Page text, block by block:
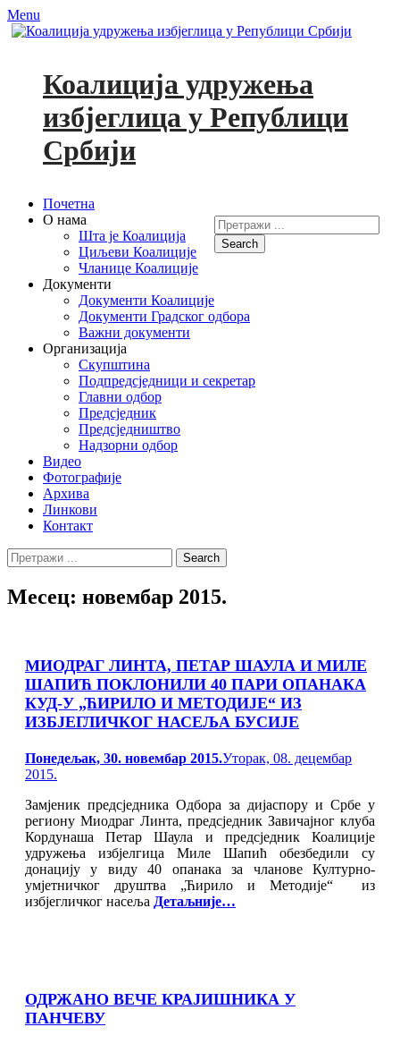
Menu
Коалиција удружења
избјеглица у Републици
Србији
Search
for:
Primary
Menu
Skip
Почетна
О нама
Шта је Коалиција
Циљеви Коалиције
Чланице Коалиције
Документи
Документи Коалиције
Документи Градског одбора
Важни документи
Организација
Скупштина
Подпредсједници и секретар
Главни одбор
Предсједник
Предсједништво
Надзорни одбор
Видео
Фотографије
Архива
Линкови
Контакт
Search
Search
for:
Месец: новембар 2015.
МИОДРАГ ЛИНТА, ПЕТАР ШАУЛА И МИЛЕ
ШАПИЋ ПОКЛОНИЛИ 40 ПАРИ ОПАНАКА
КУД-У „ЋИРИЛО И МЕТОДИЈЕ“ ИЗ
ИЗБЈЕГЛИЧКОГ НАСЕЉА БУСИЈЕ
Posted
on
Понедељак, 30. новембар 2015.Уторак, 08. децембар
2015.
Замјеник предсједника Одбора за дијаспору и Србе у
региону Миодраг Линта, предсједник Завичајног клуба
Кордунаша Петар Шаула и предсједник Коалиције
удружења избјелгица Миле Шапић обезбедили су
донацију у виду 40 опанака за чланове Културно-
умјетничког друштва „Ћирило и Методије“ из
избјегличког насеља Детаљније…
ОДРЖАНО ВЕЧЕ КРАЈИШНИКА У
ПАНЧЕВУ